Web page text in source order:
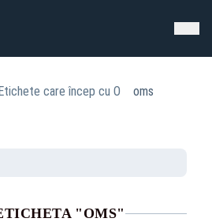
care încep cu O oms
"OMS"